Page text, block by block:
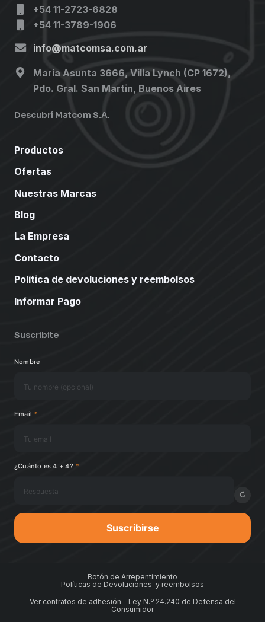
+54 11-2723-6828
+54 11-3789-1906
info@matcomsa.com.ar
Maria Asunta 3666, Villa Lynch (CP 1672),
Pdo. Gral. San Martin, Buenos Aires
Descubrí Matcom S.A.
Productos
Ofertas
Nuestras Marcas
Blog
La Empresa
Contacto
Política de devoluciones y reembolsos
Informar Pago
Suscribite
Nombre
Email *
¿Cuánto es 4 + 4? *
↻
Suscribirse
Botón de Arrepentimiento
Políticas de Devoluciones y reembolsos
Ver contratos de adhesión – Ley N.º 24.240 de Defensa del
Consumidor